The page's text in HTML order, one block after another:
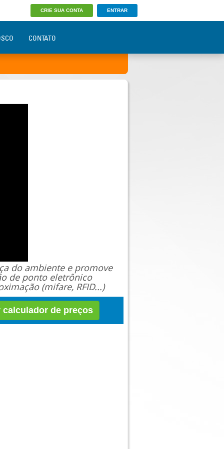
CRIE SUA CONTA ENTRAR
CONTATO
do ambiente e promove
de ponto eletrônico
(mifare, RFID...)
calculador de preços